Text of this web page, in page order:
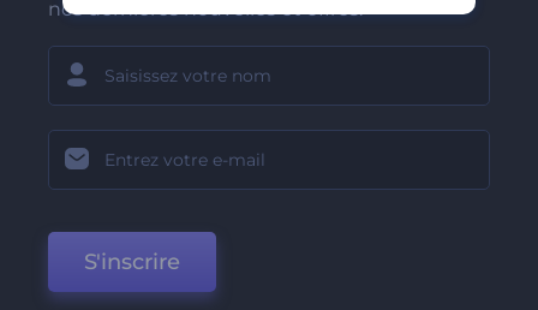
nos dernières nouvelles et offres.
S'inscrire